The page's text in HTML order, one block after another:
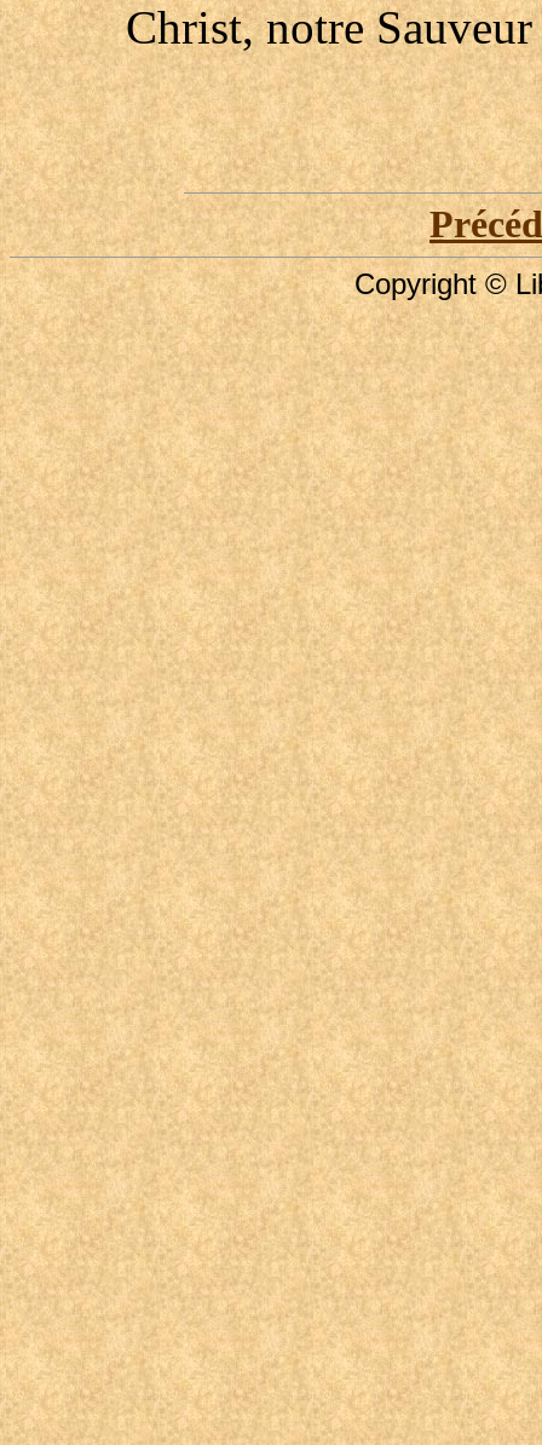
Christ, notre
Copyright ©